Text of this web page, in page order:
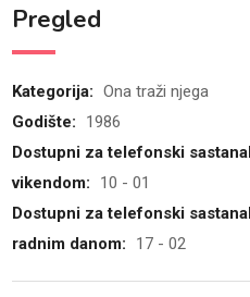
Pregled
Kategorija: Ona traži njega
Godište:
1986
Dostupni za telefonski
vikendom:
10 - 01
Dostupni za telefonski
radnim danom:
17 - 02